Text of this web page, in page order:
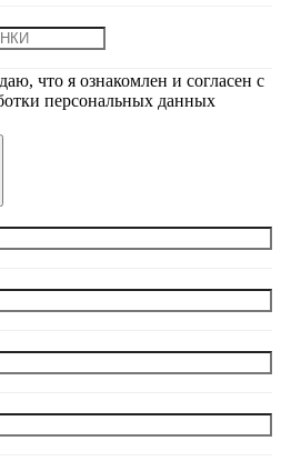
что я ознакомлен и согласен с
персональных данных